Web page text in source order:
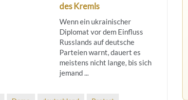
des Kremls
Wenn ein ukrainischer
Diplomat vor dem Einfluss
Russlands auf deutsche
Parteien warnt, dauert es
meistens nicht lange, bis sich
jemand ...